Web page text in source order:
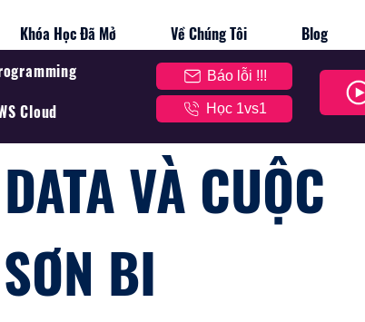
Khóa Học Đã Mở Về Chúng Tôi Blog
Cloud
Báo lỗi !!!
Học 1vs1
VÀ CUỘC
BI